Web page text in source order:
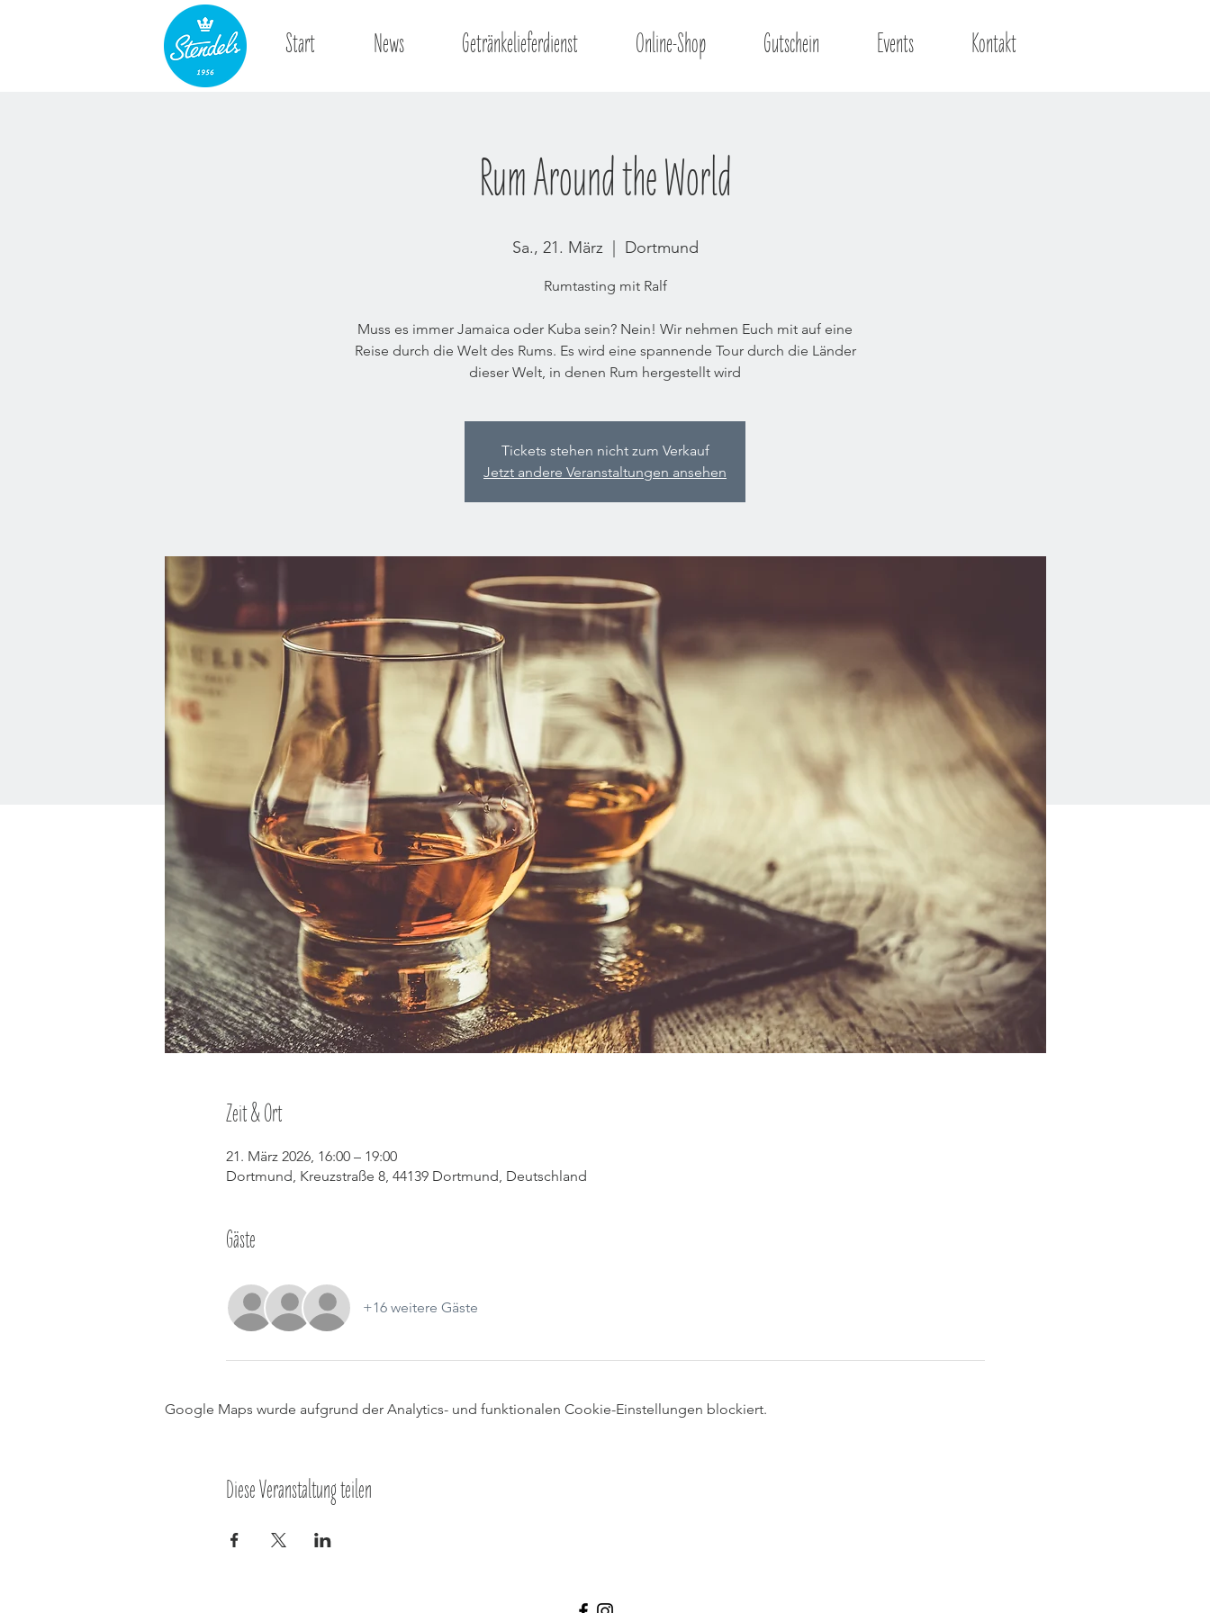
Start News Getränkelieferdienst Online-Shop Gutschein Events Kontakt
Rum Around the World
Sa., 21. März
  |
Dortmund
Rumtasting mit Ralf
Muss es immer Jamaica oder Kuba sein? Nein! Wir nehmen Euch mit auf eine
Reise durch die Welt des Rums. Es wird eine spannende Tour durch die Länder
Tickets stehen nicht zum Verkauf
Jetzt andere Veranstaltungen ansehen
Zeit & Ort
21. März 2026, 16:00 – 19:00
Dortmund, Kreuzstraße 8, 44139 Dortmund, Deutschland
Gäste
+16 weitere Gäste
Google Maps wurde aufgrund der Analytics- und funktionalen Cookie-Einstellungen blockiert.
Diese Veranstaltung teilen